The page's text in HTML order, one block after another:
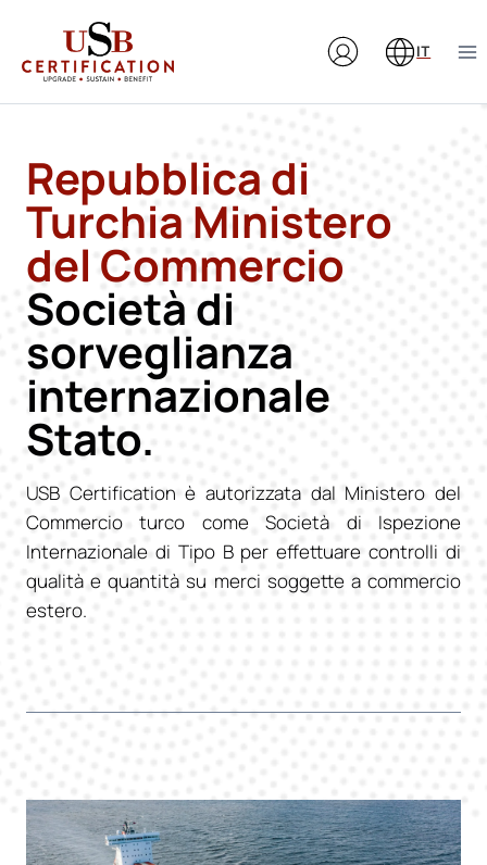
contenuto
IT
Repubblica di
Turchia Ministero
del Commercio
Società di
sorveglianza
internazionale
Stato.
USB Certification è autorizzata dal Ministero del
Commercio turco come Società di Ispezione
Internazionale di Tipo B per effettuare controlli di
qualità e quantità su merci soggette a commercio
estero.